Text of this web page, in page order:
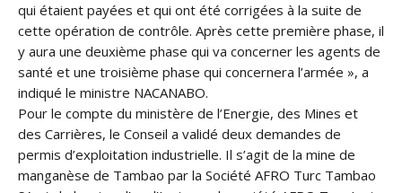
qui étaient payées et qui ont été corrigées à la suite de
cette opération de contrôle. Après cette première phase, il
y aura une deuxième phase qui va concerner les agents de
santé et une troisième phase qui concernera l’armée », a
indiqué le ministre NACANABO.
Pour le compte du ministère de l’Energie, des Mines et
des Carrières, le Conseil a validé deux demandes de
permis d’exploitation industrielle. Il s’agit de la mine de
manganèse de Tambao par la Société AFRO Turc Tambao